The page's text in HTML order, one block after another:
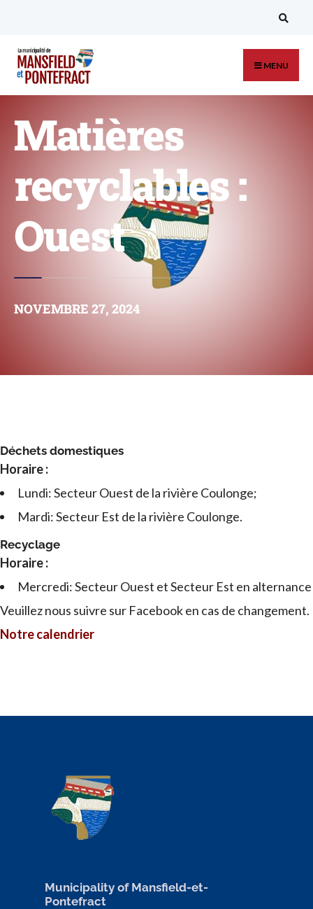
MENU
Matières
recyclables :
Ouest
NOVEMBRE 27, 2024
Déchets domestiques
Horaire :
Lundi: Secteur Ouest de la rivière Coulonge;
Mardi: Secteur Est de la rivière Coulonge.
Recyclage
Horaire :
Mercredi: Secteur Ouest et Secteur Est en alternance
Veuillez nous suivre sur Facebook en cas de changement.
Notre calendrier
Municipality of Mansfield-et-
Pontefract